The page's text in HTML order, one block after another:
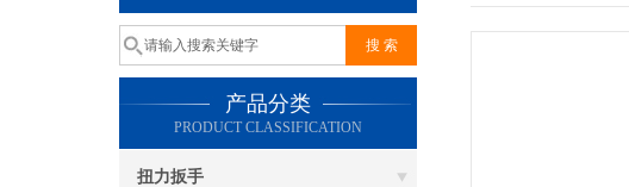
产品分类
PRODUCT CLASSIFICATION
扭力扳手